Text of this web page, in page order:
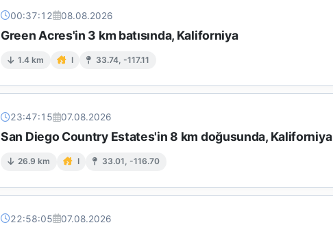
00:37:12 08.08.2026
Green Acres'in 3 km batısında, Kaliforniya
1.4 km I 33.74, -117.11
23:47:15 07.08.2026
San Diego Country Estates'in 8 km doğusunda, Kaliforniya
26.9 km I 33.01, -116.70
22:58:05 07.08.2026